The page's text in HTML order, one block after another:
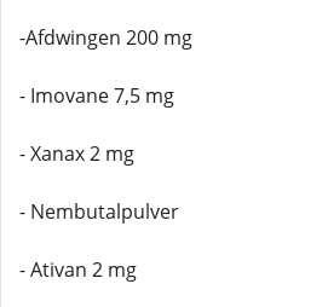
-Afdwingen 200 mg
- Imovane 7,5 mg
- Xanax 2 mg
- Nembutalpulver
- Ativan 2 mg